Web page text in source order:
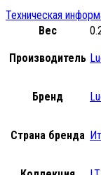
Техническая
Вес
Производитель
Бренд
Страна бренда